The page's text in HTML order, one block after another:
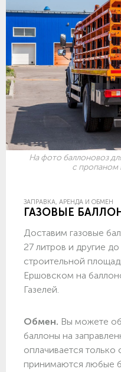
На фото баллоновоз
с пропаном
ЗАПРАВКА, АРЕНДА И ОБМЕН
ГАЗОВЫЕ
Доставим газовые
27 литров и другие
строительной
Ершовском на
Газелей.
Обмен. Вы можете
баллоны на
оплачивается
принимаются любые